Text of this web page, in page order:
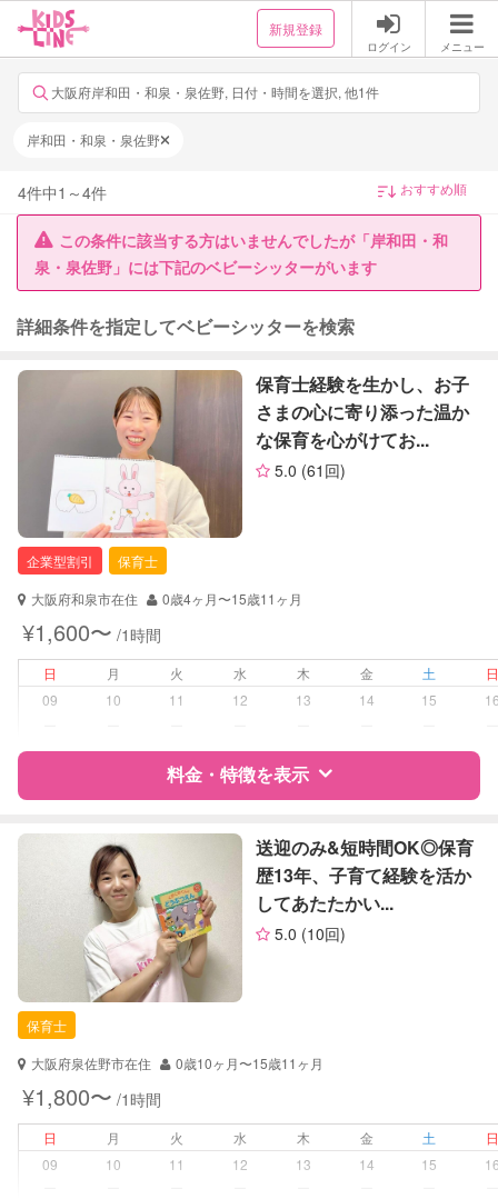
新規登録
ログイン メニュー
大阪府岸和田・和泉・泉佐野, 日付・時間を選択, 他1件
岸和田・和泉・泉佐野
4件中1 ～4件
この条件に該当する方はいませんでしたが「岸和田・和
泉・泉佐野」には下記のベビーシッターがいます
詳細条件を指定してベビーシッターを検索
保育士経験を生かし、お子
さまの心に寄り添った温か
な保育を心がけてお...
5.0 (61回)
企業型割引
保育士
大阪府和泉市在住
0歳4ヶ月〜15歳11ヶ月
¥1,600〜 /1時間
日 月 火 水 木 金 土
09
10 11 12 13 14 15
料金・特徴を表示
特徴 料金 レビュー
サポートの特徴
企業型割引対象(旧内閣府補助対象)
保育士
対応可能/特徴
送迎サポート
病児対応 病児、病後児、ともに不可
送迎のみ&短時間OK◎保育
歴13年、子育て経験を活か
してあたたかい...
5.0 (10回)
保育士
大阪府泉佐野市在住
0歳10ヶ月〜15歳11ヶ月
¥1,800〜 /1時間
日 月 火 水 木 金 土
09
10 11 12 13 14 15